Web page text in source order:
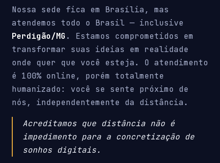
Nossa sede fica em Brasília, mas
atendemos todo o Brasil — inclusive
Perdigão/MG . Estamos comprometidos em
transformar suas ideias em realidade
onde quer que você esteja. O atendimento
é 100% online, porém totalmente
humanizado: você se sente próximo de
nós, independentemente da distância.
Acreditamos que distância não é
impedimento para a concretização de
sonhos digitais.